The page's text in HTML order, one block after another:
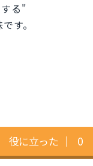
る"
す。
役に立った ｜ 0